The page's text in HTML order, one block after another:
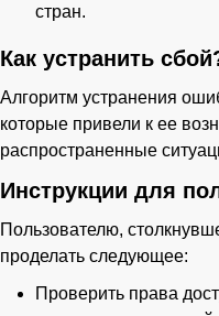
стран.
Как устранить
Алгоритм устранения
которые привели к ее
распространенные
Инструкции для
Пользователю,
проделать следующее:
Проверить права